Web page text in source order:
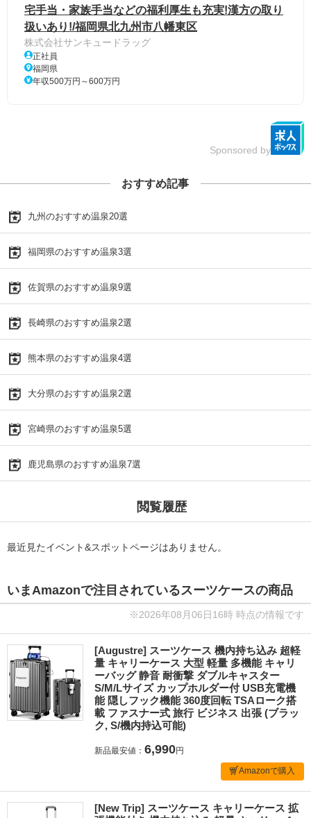
宅手当・家族手当などの福利厚生も充実!漢方の取り
扱いあり!/福岡県北九州市八幡東区
株式会社サンキュードラッグ
正社員
福岡県
年収500万円～600万円
Sponsored by
おすすめ記事
九州のおすすめ温泉20選
福岡県のおすすめ温泉3選
佐賀県のおすすめ温泉9選
長崎県のおすすめ温泉2選
熊本県のおすすめ温泉4選
大分県のおすすめ温泉2選
宮崎県のおすすめ温泉5選
鹿児島県のおすすめ温泉7選
閲覧履歴
最近見たイベント&スポットページはありません。
いまAmazonで注目されているスーツケースの商品
※2026年08月06日16時 時点の情報です
[Augustre] スーツケース 機内持ち込み 超軽
量 キャリーケース 大型 軽量 多機能 キャリ
ーバッグ 静音 耐衝撃 ダブルキャスター
S/M/Lサイズ カップホルダー付 USB充電機
能 隠しフック機能 360度回転 TSAローク搭
載 ファスナー式 旅行 ビジネス 出張 (ブラッ
ク, S/機内持込可能)
新品最安値： 6,990円
Amazonで購入
[New Trip] スーツケース キャリーケース 拡